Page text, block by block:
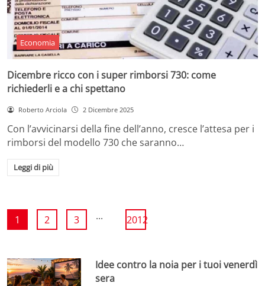
Economia
Dicembre ricco con i super rimborsi 730: come
richiederli e a chi spettano
Roberto Arciola 2 Dicembre 2025
Con l’avvicinarsi della fine dell’anno, cresce l’attesa per i
rimborsi del modello 730 che saranno…
Leggi di più
1 2 3 ... 2012
Idee contro la noia per i tuoi venerdì
sera